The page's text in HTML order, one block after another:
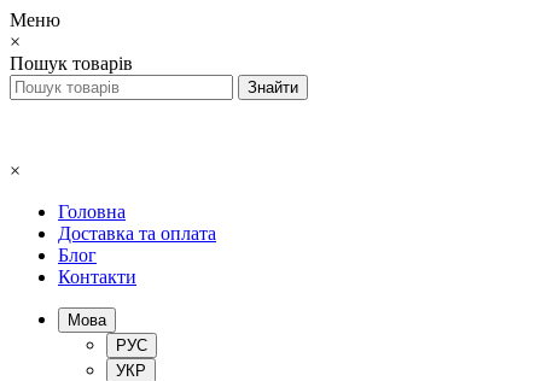
Меню
×
Пошук товарів
×
Головна
Доставка та оплата
Блог
Контакти
Мова
РУС
УКР